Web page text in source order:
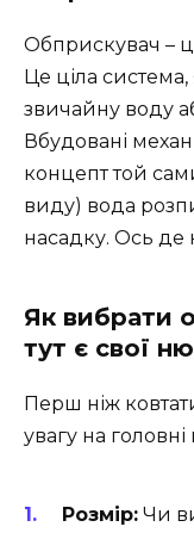
Обприскувач –
Це ціла
звичайну воду
Вбудовані
концепт той
виду) вода
насадку. Ось де
Як вибрати
тут є свої
Перш ніж
увагу на
Розмір: Чи